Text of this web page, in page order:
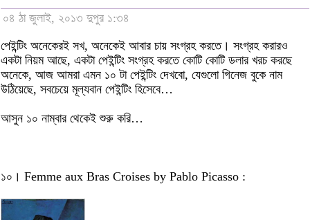
০৪ ঠা জুলাই, ২০১৩ দুপুর ১:৩৪
পেইন্টিং অনেকেরই সখ, অনেকেই আবার চায় সংগ্রহ করতে। সংগ্রহ করারও
একটা নিয়ম আছে, একটা পেইন্টিং সংগ্রহ করতে কোটি কোটি ডলার খরচ করছে
অনেকে, আজ আমরা এমন ১০ টা পেইন্টিং দেখবো, যেগুলো গিনেজ বুকে নাম
উঠিয়েছে, সবচেয়ে মূল্যবান পেইন্টিং হিসেবে…
আসুন ১০ নাম্বার থেকেই শুরু করি…
১০। Femme aux Bras Croises by Pablo Picasso :